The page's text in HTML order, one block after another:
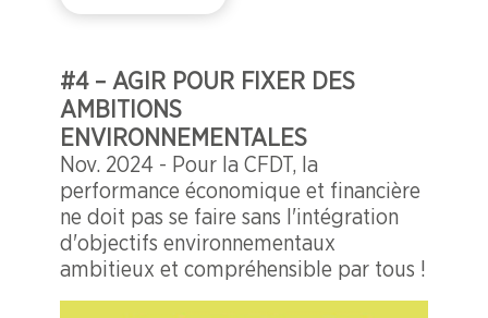
#4 – AGIR POUR FIXER DES
AMBITIONS
ENVIRONNEMENTALES
Nov. 2024 - Pour la CFDT, la
performance économique et financière
ne doit pas se faire sans l'intégration
d'objectifs environnementaux
ambitieux et compréhensible par tous !